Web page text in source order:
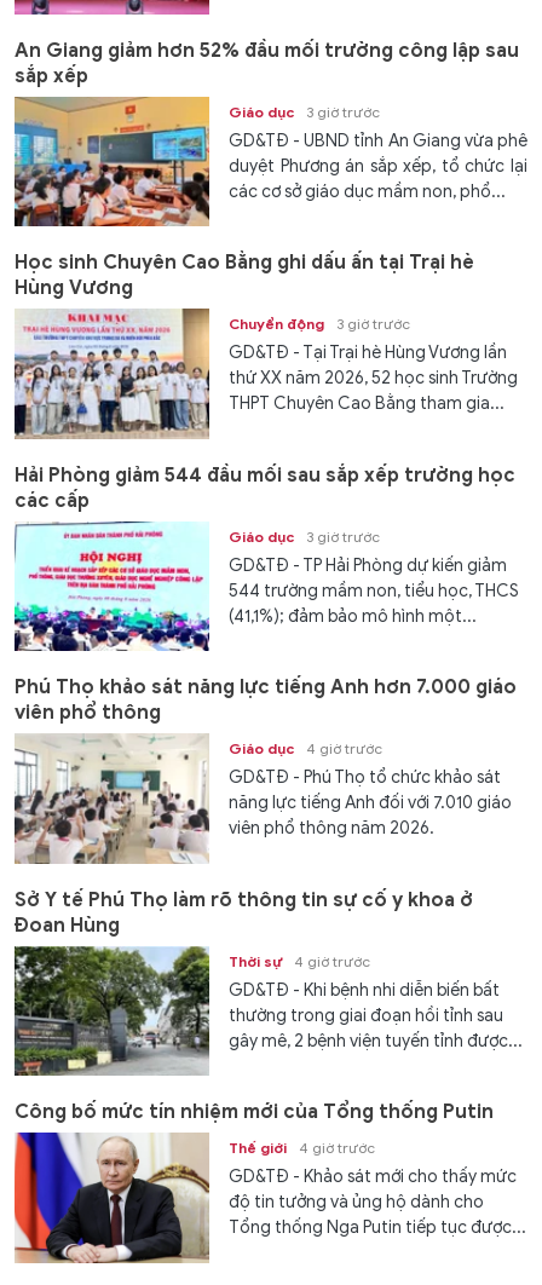
An Giang giảm hơn 52% đầu mối trường công lập sau
sắp xếp
Giáo dục 3 giờ trước
GD&TĐ - UBND tỉnh An Giang vừa phê
duyệt Phương án sắp xếp, tổ chức lại
các cơ sở giáo dục mầm non, phổ...
Học sinh Chuyên Cao Bằng ghi dấu ấn tại Trại hè
Hùng Vương
Chuyển động 3 giờ trước
GD&TĐ - Tại Trại hè Hùng Vương lần
thứ XX năm 2026, 52 học sinh Trường
THPT Chuyên Cao Bằng tham gia...
Hải Phòng giảm 544 đầu mối sau sắp xếp trường học
các cấp
Giáo dục 3 giờ trước
GD&TĐ - TP Hải Phòng dự kiến giảm
544 trường mầm non, tiểu học, THCS
(41,1%); đảm bảo mô hình một...
Phú Thọ khảo sát năng lực tiếng Anh hơn 7.000 giáo
viên phổ thông
Giáo dục 4 giờ trước
GD&TĐ - Phú Thọ tổ chức khảo sát
năng lực tiếng Anh đối với 7.010 giáo
viên phổ thông năm 2026.
Sở Y tế Phú Thọ làm rõ thông tin sự cố y khoa ở
Đoan Hùng
Thời sự 4 giờ trước
GD&TĐ - Khi bệnh nhi diễn biến bất
thường trong giai đoạn hồi tỉnh sau
gây mê, 2 bệnh viện tuyến tỉnh được...
Công bố mức tín nhiệm mới của Tổng thống Putin
Thế giới 4 giờ trước
GD&TĐ - Khảo sát mới cho thấy mức
độ tin tưởng và ủng hộ dành cho
Tổng thống Nga Putin tiếp tục được...